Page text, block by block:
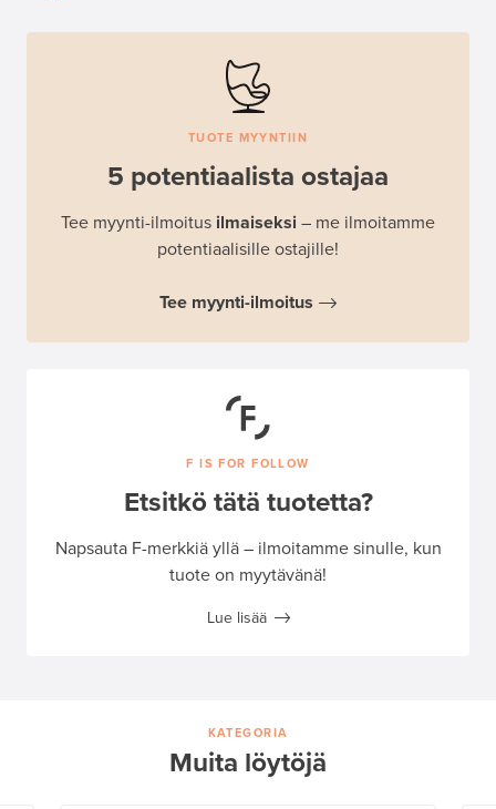
TUOTE MYYNTIIN
5 potentiaalista ostajaa
Tee myynti-ilmoitus ilmaiseksi – me ilmoitamme
potentiaalisille ostajille!
Tee myynti-ilmoitus
F IS FOR FOLLOW
Etsitkö tätä tuotetta?
Napsauta F-merkkiä yllä – ilmoitamme sinulle, kun
tuote on myytävänä!
Lue lisää
KATEGORIA
Muita löytöjä